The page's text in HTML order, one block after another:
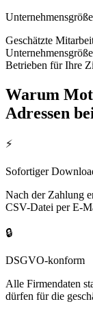
Unternehmensgröße
Geschätzte
Betrieben für Ihre
Warum
Adressen
⚡
Sofortiger
Nach der Zahlung
CSV-Datei per E-
🔒
DSGVO-konform
Alle Firmendaten
dürfen für die